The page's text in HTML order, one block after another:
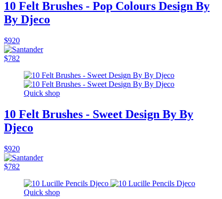
10 Felt Brushes - Pop Colours Design By
By Djeco
$920
$782
Quick shop
10 Felt Brushes - Sweet Design By By
Djeco
$920
$782
Quick shop